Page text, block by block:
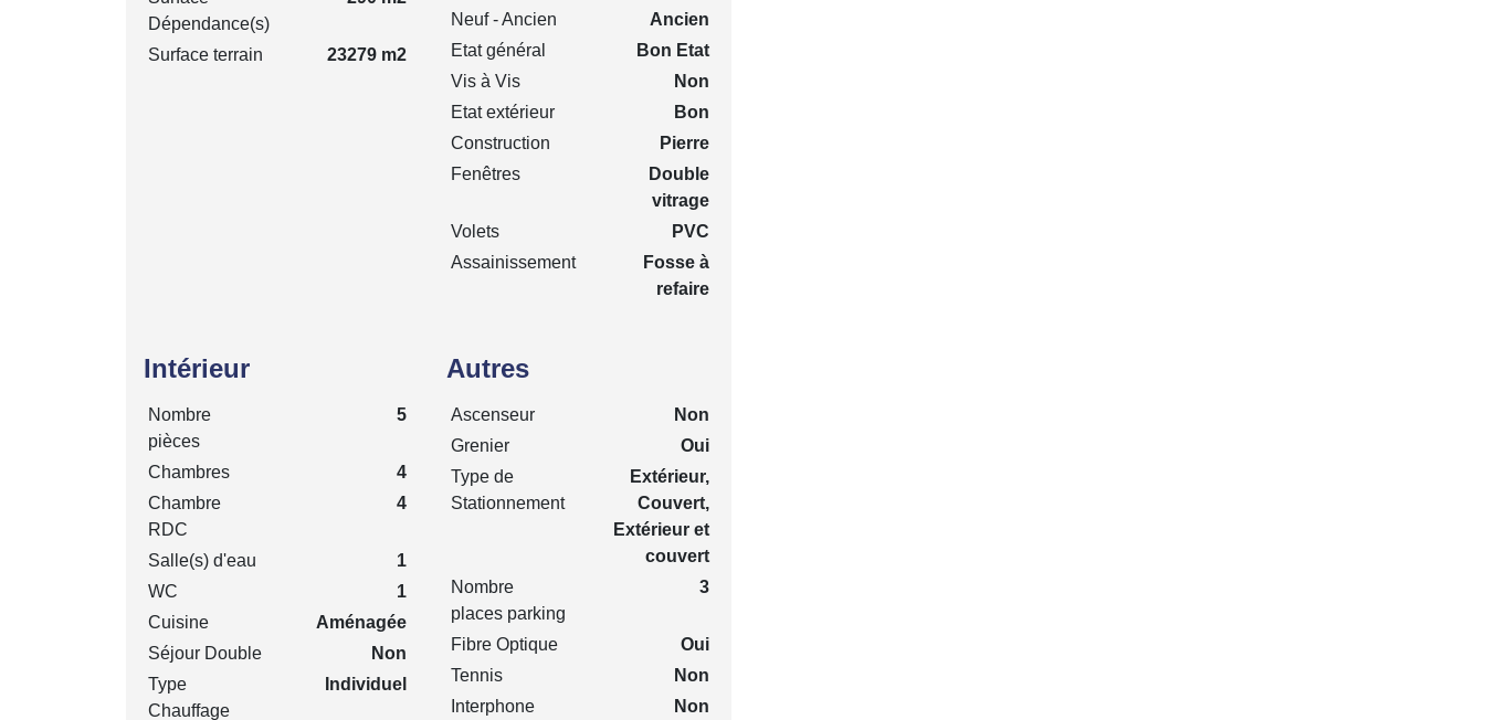
Dépendance(s)
Surface terrain 23279 m2
Neuf - Ancien
Ancien
Etat général
Bon Etat
Vis à Vis
Non
Etat extérieur
Bon
Construction
Pierre
Fenêtres
Double
vitrage
Volets
PVC
Assainissement
Fosse à
refaire
Intérieur
Nombre
pièces
5
Chambres
4
Chambre
RDC
4
Salle(s) d'eau
1
WC
1
Cuisine
Aménagée
Séjour Double
Non
Type
Chauffage
Individuel
Autres
Ascenseur
Non
Grenier
Oui
Type de
Stationnement
Extérieur,
Couvert,
Extérieur et
couvert
Nombre
places parking
3
Fibre Optique
Oui
Tennis
Non
Interphone
Non